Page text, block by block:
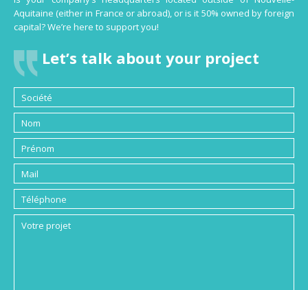
Aquitaine (either in France or abroad), or is it 50% owned by foreign
capital? We’re here to support you!
Let’s talk about your project